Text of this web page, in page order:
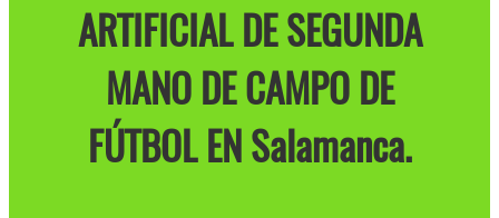
ARTIFICIAL DE SEGUNDA
MANO DE CAMPO DE
FÚTBOL EN Salamanca.